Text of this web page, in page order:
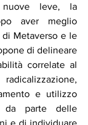
leve, la
aver meglio
Metaverso e le
di delineare
correlate al
e utilizzo
da parte delle